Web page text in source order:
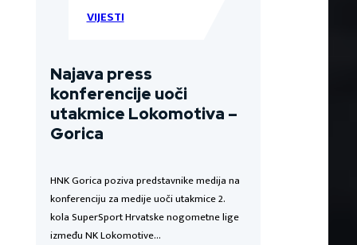
VIJESTI
Najava press
konferencije uoči
utakmice Lokomotiva –
Gorica
HNK Gorica poziva predstavnike medija na
konferenciju za medije uoči utakmice 2.
kola SuperSport Hrvatske nogometne lige
između NK Lokomotive…